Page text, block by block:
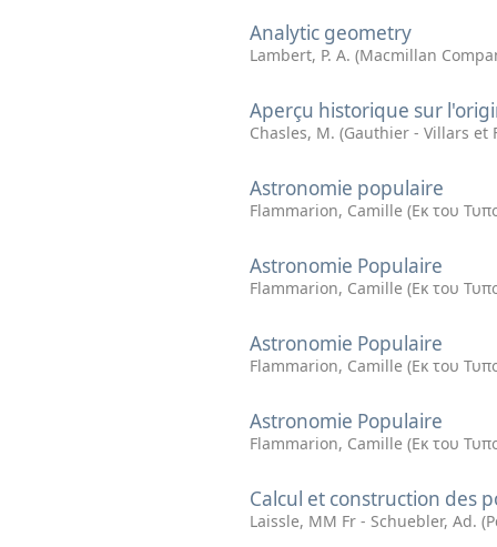
Analytic geometry
Lambert, P. A. (Macmillan
Aperçu historique sur
Chasles, M. (Gauthier - Villars et
Astronomie populaire
Flammarion, Camille (Εκ του
Astronomie Populaire
Flammarion, Camille (Εκ του
Astronomie Populaire
Flammarion, Camille (Εκ του
Astronomie Populaire
Flammarion, Camille (Εκ του
Calcul et construction des
Laissle, MM Fr - Schuebler, Ad. (